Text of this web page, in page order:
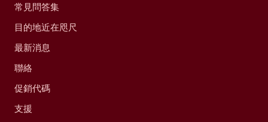
常見問答集
目的地近在咫尺
最新消息
聯絡
促銷代碼
支援